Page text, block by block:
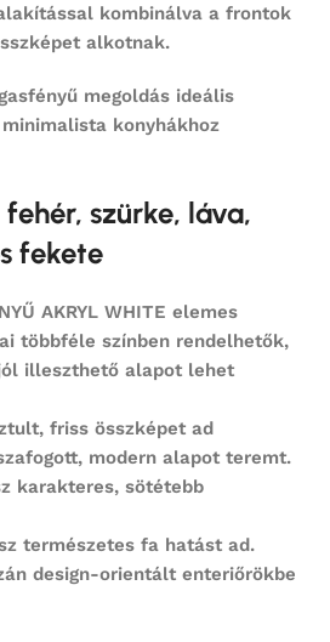
kombinálva a frontok
alkotnak.
megoldás ideális
konyhákhoz
fehér, szürke, láva,
fekete
AKRYL WHITE elemes
többféle színben rendelhetők,
illeszthető alapot lehet
friss összképet ad
modern alapot teremt.
karakteres, sötétebb
természetes fa hatást ad.
design-orientált enteriőrökbe